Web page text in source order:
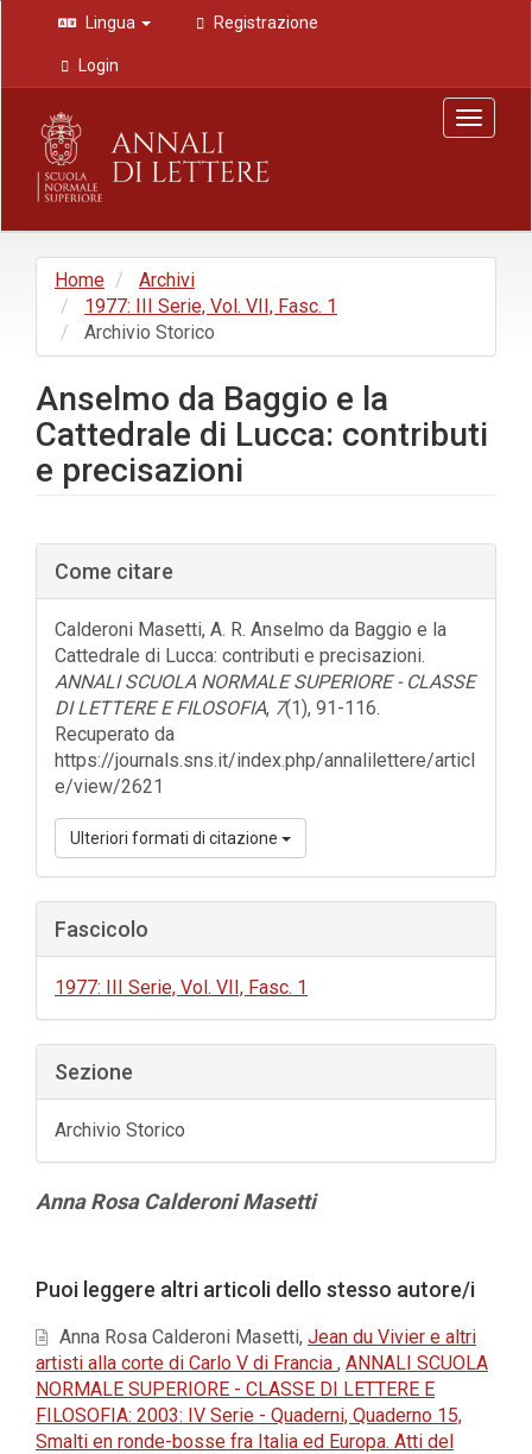
Navigazione
principale
Contenuto
principale
Barra
laterale
Lingua Registrazione
Login
Toggle
Home
Archivi
1977: III Serie, Vol. VII, Fasc. 1
Archivio Storico
Anselmo da Baggio e la
Cattedrale di Lucca: contributi
e precisazioni
Barra
laterale
dell'articolo
Come citare
Calderoni Masetti, A. R. Anselmo da Baggio e la
Cattedrale di Lucca: contributi e precisazioni.
ANNALI SCUOLA NORMALE SUPERIORE - CLASSE
DI LETTERE E FILOSOFIA, 7(1), 91-116.
Recuperato da
https://journals.sns.it/index.php/annalilettere/articl
e/view/2621
Ulteriori formati di citazione
Fascicolo
1977: III Serie, Vol. VII, Fasc. 1
Sezione
Archivio Storico
Contenuto
Anna Rosa Calderoni Masetti
dell'articolo
Puoi leggere altri articoli dello stesso autore/i
Anna Rosa Calderoni Masetti, Jean du Vivier e altri
artisti alla corte di Carlo V di Francia , ANNALI SCUOLA
NORMALE SUPERIORE - CLASSE DI LETTERE E
FILOSOFIA: 2003: IV Serie - Quaderni, Quaderno 15,
Smalti en ronde-bosse fra Italia ed Europa. Atti del